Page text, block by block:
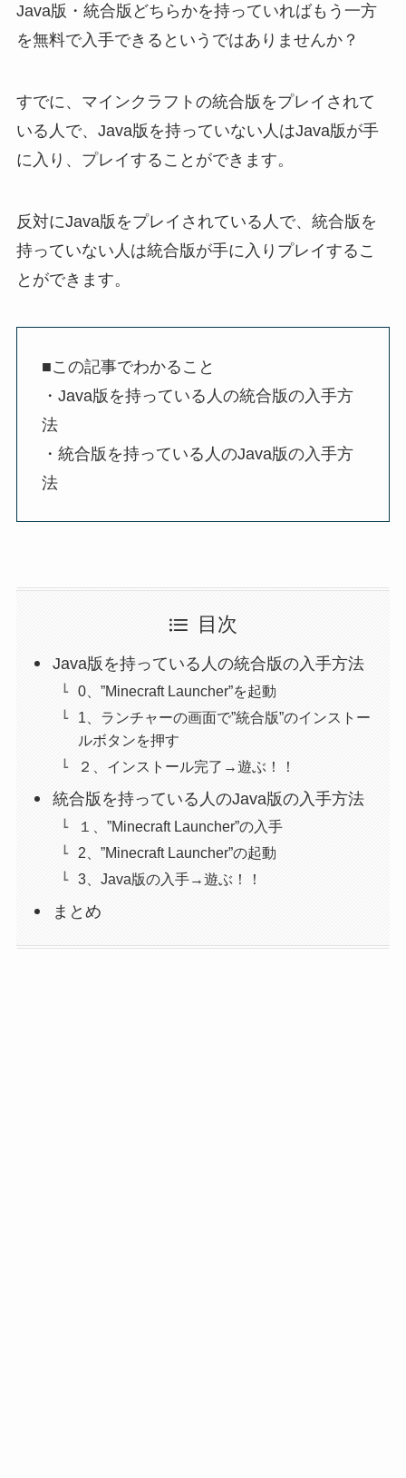
Java版・統合版どちらかを持っていればもう一方
を無料で入手できるというではありませんか？
すでに、マインクラフトの統合版をプレイされて
いる人で、Java版を持っていない人はJava版が手
に入り、プレイすることができます。
反対にJava版をプレイされている人で、統合版を
持っていない人は統合版が手に入りプレイするこ
とができます。
■この記事でわかること
・Java版を持っている人の統合版の入手方
法
・統合版を持っている人のJava版の入手方
法
目次
Java版を持っている人の統合版の入手方法
0、”Minecraft Launcher”を起動
1、ランチャーの画面で”統合版”のインストー
ルボタンを押す
２、インストール完了→遊ぶ！！
統合版を持っている人のJava版の入手方法
１、”Minecraft Launcher”の入手
2、”Minecraft Launcher”の起動
3、Java版の入手→遊ぶ！！
まとめ